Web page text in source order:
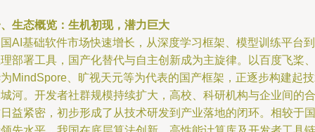
生态概览：生机初现，潜力巨大
AI基础软件市场快速增长，从深度学习框架、模型训练平台到
部署工具，国产化替代与自主创新成为主旋律。以百度飞桨、
MindSpore、旷视天元等为代表的国产框架，正逐步构建起
河。开发者社群规模持续扩大，高校、科研机构与企业间的合
益紧密，初步形成了从技术研发到产业落地的闭环。相较于国